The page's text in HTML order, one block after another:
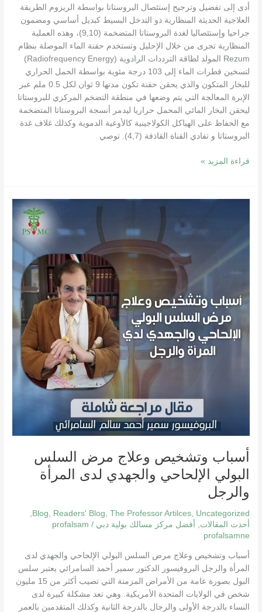
أدى إلى تفضيل وترجيح إستئصال البروستاتا بواسطة الريزوم الطريقة
العلاجية الحديثة المنظارية ذو التدخل البسيط كبديل أساسي ومضمون
جراحيا وإستئصاليا لغدة البروستاتا المتضخمة (9,10)، وهذه العملية
المنظارية تجرى من خلال الإحليل وتستخدم حقنة الماء الموصلة بنظام
Rezum المولد لطاقة الترددات الرادوية (Radiofrequency Energy)
لتسخين قطرات الماء إلى 103 درجة مئوية بواسطة الحمل الحراري
للبخار المتكون والذي يحقن حقنة تكون مدتها 9 ثوان لكل 0.5 ملم عبر
الإبرة المعالجة التي يتم وضعها في منطقة التضخم المركزي للبروستاتا
ليحقن البخار المائي المحمل حراريا ليدمر أنسجة البروستاتا المتضخمة
مع الحفاظ على الهياكل الكولاجينية كالأوعية الدموية وكذلك غلاف غدة
البروستاتا و تفادي القناة القاذفة (4,7). توصي
قراءة المزيد »
أسباب وتشخيص وعلاج مرض السلس
البولي الإلحاحي والجهدي لدى المرأة
والرجل
Blog Readers' Blog The Professor Artilces, Uncategorized
أحدث المقالات
أفضل مركز مسالك بولية دبي /
profalsam
profalsamne
أسباب وتشخيص وعلاج مرض السلس البولي الإلحاحي والجهدي لدى
المرأة والرجل البروفيسور الدكتور سمير أحمد السامرائي يعتبر سلس
البول بصورة عامة من الأمراض المزمنة التي تصيب أكثر من 15 مليون
شخص في الولايات المتحدة الأمريكية. وهي تعد مشكلة كبيرة لدى
النساء بالدرجة الأولى والرجال بالدرجة الثانية وكذلك المتقدمين بالعمر
مرض
السلس
والجهدي
لدى
المرأة
والرجل